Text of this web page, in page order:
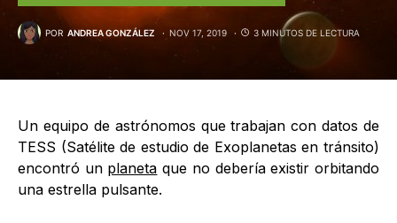
POR ANDREA GONZÁLEZ NOV 17, 2019 3 MINUTOS DE LECTURA
Un equipo de astrónomos que trabajan con datos de
TESS (Satélite de estudio de Exoplanetas en tránsito)
encontró un planeta que no debería existir orbitando
una estrella pulsante.